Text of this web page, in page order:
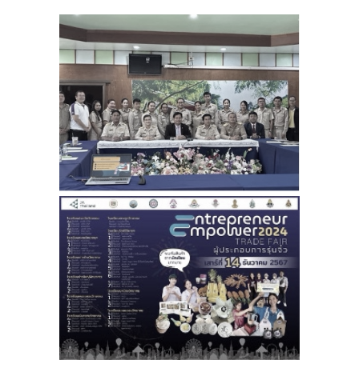
-- คณะกรรมการนโยบายพื้นที่นวัตกรรมการศึกษา
-- คณะอนุกรรมการ 6 คณะ
-- ทีมงาน สบน.
ติดต่อเรา